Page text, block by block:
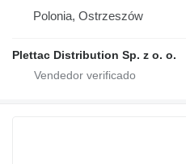
Polonia, Ostrzeszów
Plettac Distribution Sp. z o. o.